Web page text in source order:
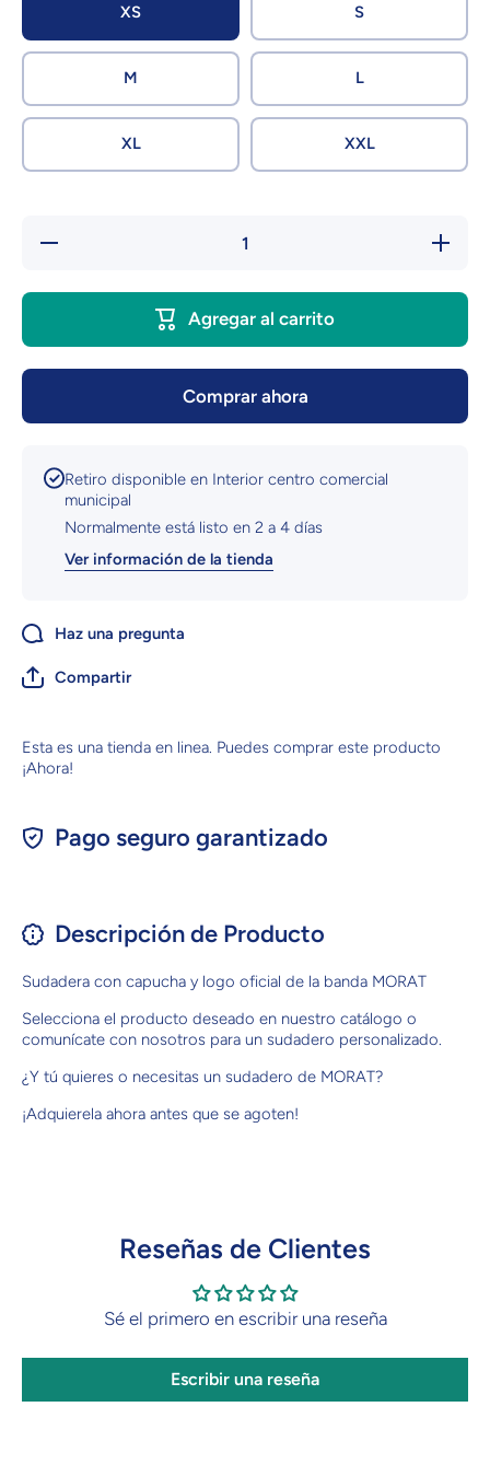
XS S
M L
XL XXL
Reducir
Frase
Aumentar
cantidad
Morat |
Spotify |
Frase
Agregar al carrito
Comprar ahora
Retiro disponible en Interior centro comercial
municipal
Normalmente está listo en 2 a 4 días
Ver información de la tienda
Haz una pregunta
Compartir
Esta es una tienda en linea. Puedes comprar este producto
¡Ahora!
Pago seguro garantizado
Descripción de Producto
Sudadera con capucha y logo oficial de la banda MORAT
Selecciona el producto deseado en nuestro catálogo o
comunícate con nosotros para un sudadero personalizado.
¿Y tú quieres o necesitas un sudadero de MORAT?
¡Adquierela ahora antes que se agoten!
Reseñas de Clientes
Sé el primero en escribir una reseña
Escribir una reseña